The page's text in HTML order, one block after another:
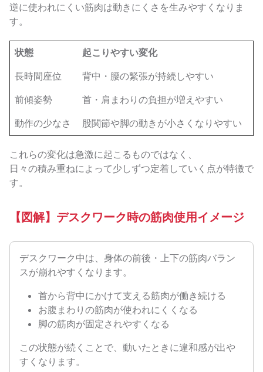
逆に使われにくい筋肉は動きにくさを生みやすくなりま
す。
状態
起こりやすい変化
長時間座位
背中・腰の緊張が持続しやすい
前傾姿勢
首・肩まわりの負担が増えやすい
動作の少なさ
股関節や脚の動きが小さくなりやすい
これらの変化は急激に起こるものではなく、
日々の積み重ねによって少しずつ定着していく点が特徴で
す。
【図解】デスクワーク時の筋肉使用イメージ
デスクワーク中は、身体の前後・上下の筋肉バラン
スが崩れやすくなります。
首から背中にかけて支える筋肉が働き続ける
お腹まわりの筋肉が使われにくくなる
脚の筋肉が固定されやすくなる
この状態が続くことで、動いたときに違和感が出や
すくなります。